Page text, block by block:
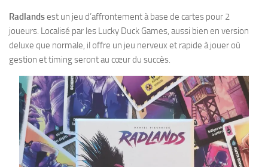
Radlandsest un jeu d’affrontement à base de cartes pour 2
joueurs. Localisé par les Lucky Duck Games, aussi bien en version
deluxe que normale, il offre un jeu nerveux et rapide à jouer où
gestion et timing seront au cœur du succès.